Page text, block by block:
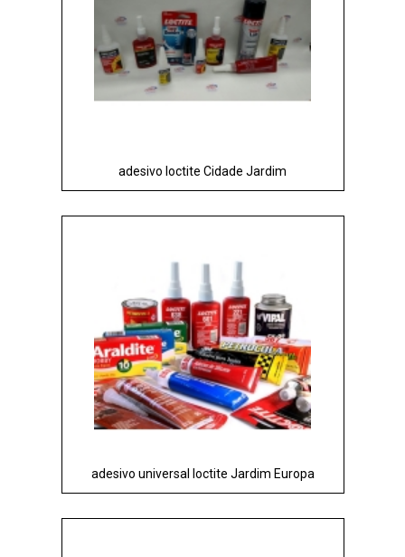
adesivo loctite Cidade Jardim
adesivo universal loctite Jardim Europa